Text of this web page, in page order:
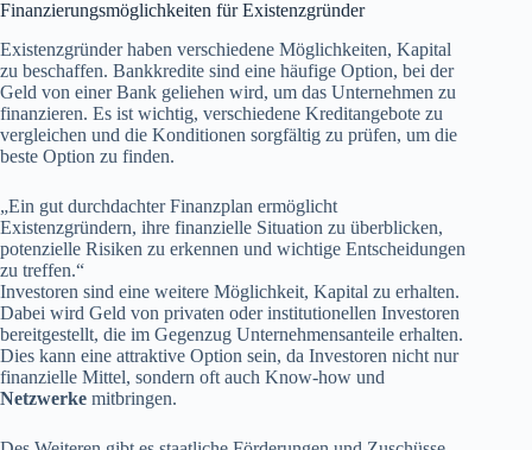
Finanzierungsmöglichkeiten für Existenzgründer
Existenzgründer haben verschiedene Möglichkeiten, Kapital
zu beschaffen. Bankkredite sind eine häufige Option, bei der
Geld von einer Bank geliehen wird, um das Unternehmen zu
finanzieren. Es ist wichtig, verschiedene Kreditangebote zu
vergleichen und die Konditionen sorgfältig zu prüfen, um die
beste Option zu finden.
„Ein gut durchdachter Finanzplan ermöglicht
Existenzgründern, ihre finanzielle Situation zu überblicken,
potenzielle Risiken zu erkennen und wichtige Entscheidungen
zu treffen.“
Investoren sind eine weitere Möglichkeit, Kapital zu erhalten.
Dabei wird Geld von privaten oder institutionellen Investoren
bereitgestellt, die im Gegenzug Unternehmensanteile erhalten.
Dies kann eine attraktive Option sein, da Investoren nicht nur
finanzielle Mittel, sondern oft auch Know-how und
Netzwerke mitbringen.